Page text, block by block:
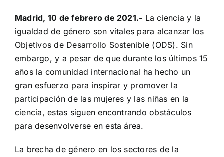
Madrid, 10 de febrero de 2021.- La ciencia y la
igualdad de género son vitales para alcanzar los
Objetivos de Desarrollo Sostenible (ODS). Sin
embargo, y a pesar de que durante los últimos 15
años la comunidad internacional ha hecho un
gran esfuerzo para inspirar y promover la
participación de las mujeres y las niñas en la
ciencia, estas siguen encontrando obstáculos
para desenvolverse en esta área.
La brecha de género en los sectores de la